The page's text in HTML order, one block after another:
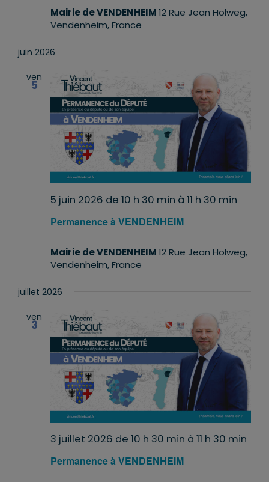
Mairie de VENDENHEIM12 Rue Jean Holweg,
Vendenheim, France
juin 2026
ven
5
Permanence à VENDENHEIM
5 juin 2026 de 10 h 30 min à 11 h 30 min
Mairie de VENDENHEIM12 Rue Jean Holweg,
Vendenheim, France
juillet 2026
ven
3
Permanence à VENDENHEIM
3 juillet 2026 de 10 h 30 min à 11 h 30 min